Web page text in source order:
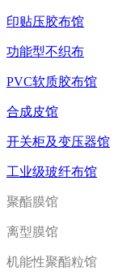
印贴压胶布馆
功能型不织布
PVC软质胶布馆
合成皮馆
开关柜及变压器馆
工业级玻纤布馆
聚酯膜馆
离型膜馆
机能性聚酯粒馆